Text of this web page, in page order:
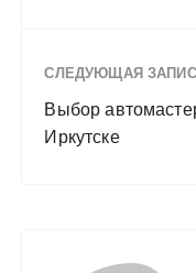
СЛЕДУЮЩАЯ
Выбор
Иркутске